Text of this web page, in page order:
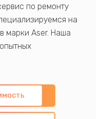
по ремонту
на
марки Aser. Наша
знаниями и
ремонт с
компонентов, а
всех